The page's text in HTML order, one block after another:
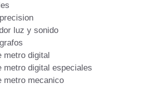
luz y sonido
metro digital
metro digital especiales
metro mecanico